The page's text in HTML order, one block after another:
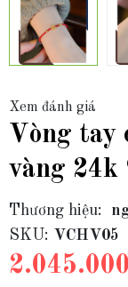
Xem đánh giá
Vòng tay
vàng 24k
Thương hiệu:
SKU: VCHV05